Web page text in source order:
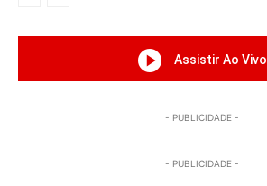
Assistir Ao Vivo
- PUBLICIDADE -
- PUBLICIDADE -